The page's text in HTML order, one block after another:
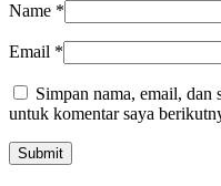
Name *
Email *
Simpan nama, email, dan
untuk komentar saya